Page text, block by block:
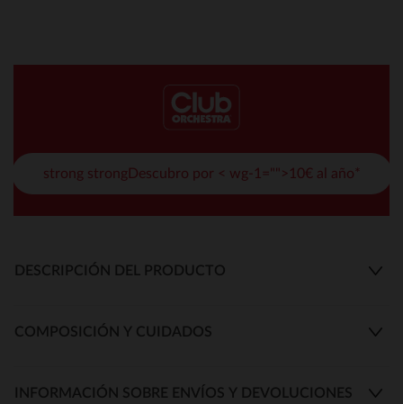
strong strongDescubro por < wg-1="">10€ al año*
DESCRIPCIÓN DEL PRODUCTO
COMPOSICIÓN Y CUIDADOS
INFORMACIÓN SOBRE ENVÍOS Y DEVOLUCIONES